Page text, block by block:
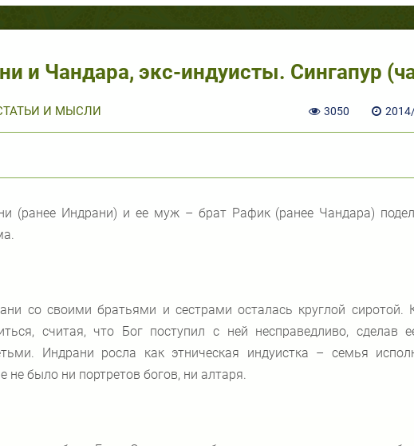
и Чандара, экс-индуисты. Сингапур
И МЫСЛИ 3050
(ранее Индрани) и ее муж – брат Рафик (ранее Чандара)
со своими братьями и сестрами осталась круглой сиротой.
считая, что Бог поступил с ней несправедливо, сделав
Индрани росла как этническая индуистка – семья
не было ни портретов богов, ни алтаря.